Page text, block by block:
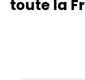
toute la